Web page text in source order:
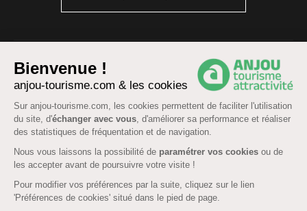
Bienvenue !
anjou-tourisme.com & les cookies
Sur anjou-tourisme.com, les cookies permettent de faciliter l'utilisation
du site, d'échanger avec vous, d'améliorer sa performance et réaliser
des statistiques de fréquentation et de navigation.
Nous vous laissons la possibilité de paramétrer vos cookies ou de
les accepter avant de poursuivre votre visite !
Pour modifier vos préférences par la suite, cliquez sur le lien
'Préférences de cookies' situé dans le pied de page.
Données personnelles -Cookies